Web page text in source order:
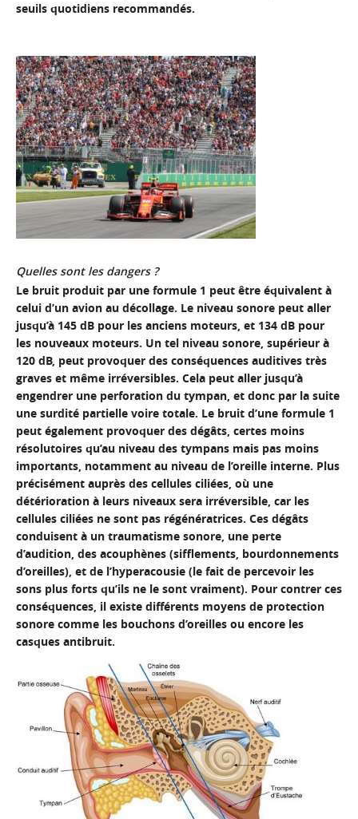
seuils quotidiens recommandés.
Quelles sont les dangers ?
Le bruit produit par une formule 1 peut être équivalent à
celui d’un avion au décollage. Le niveau sonore peut aller
jusqu’à 145 dB pour les anciens moteurs, et 134 dB pour
les nouveaux moteurs. Un tel niveau sonore, supérieur à
120 dB, peut provoquer des conséquences auditives très
graves et même irréversibles. Cela peut aller jusqu’à
engendrer une perforation du tympan, et donc par la suite
une surdité partielle voire totale. Le bruit d’une formule 1
peut également provoquer des dégâts, certes moins
résolutoires qu’au niveau des tympans mais pas moins
importants, notamment au niveau de l’oreille interne. Plus
précisément auprès des cellules ciliées, où une
détérioration à leurs niveaux sera irréversible, car les
cellules ciliées ne sont pas régénératrices. Ces dégâts
conduisent à un traumatisme sonore, une perte
d’audition, des acouphènes (sifflements, bourdonnements
d’oreilles), et de l’hyperacousie (le fait de percevoir les
sons plus forts qu’ils ne le sont vraiment). Pour contrer ces
conséquences, il existe différents moyens de protection
sonore comme les bouchons d’oreilles ou encore les
casques antibruit.